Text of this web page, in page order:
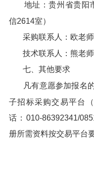
地址：贵州省贵阳
信2614室）
采购联系人：欧老
技术联系人：熊老
七、其他要求
凡有意愿参加报名
子招标采购交易平台
话：010-86392341/
册所需资料按交易平台